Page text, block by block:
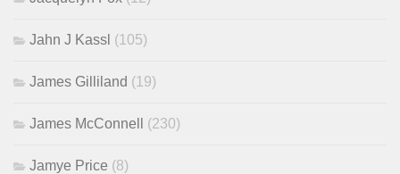
Jahn J Kassl (105)
James Gilliland (19)
James McConnell (230)
Jamye Price (8)